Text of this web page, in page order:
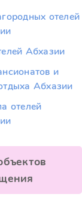
отелей
Абхазии
и
Абхазии
отелей